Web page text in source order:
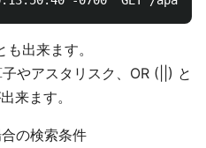
出来ます。
やアスタリスク、OR (||) と
来ます。
の検索条件